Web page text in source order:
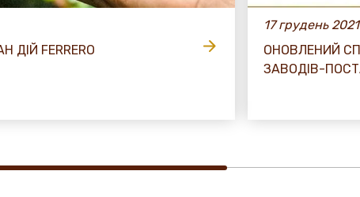
ДІЙ FERRERO
17 грудень 2021
ОНОВЛЕНИЙ
ЗАВОДІВ-